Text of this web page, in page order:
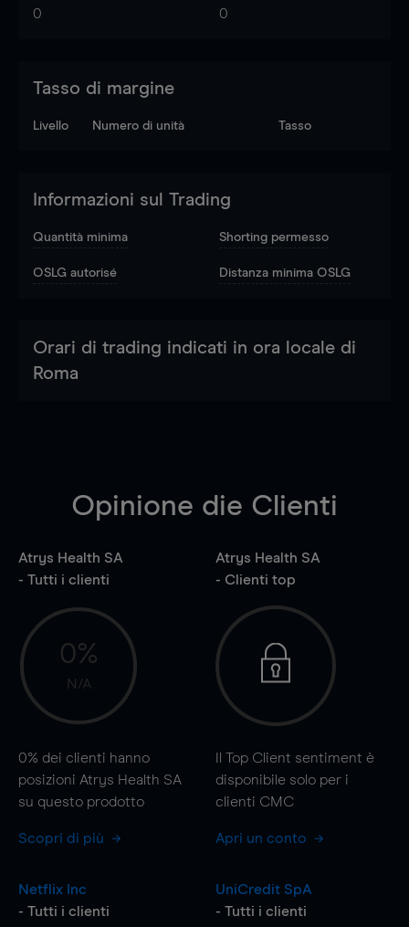
0 0
Tasso di margine
Livello Numero di unità Tasso
Informazioni sul Trading
Quantità minima Shorting permesso
OSLG autorisé Distanza minima OSLG
Orari di trading indicati in ora locale di
Roma
Opinione die Clienti
Atrys Health SA
- Tutti i clienti
0%
N/A
0% dei clienti hanno
posizioni Atrys Health SA
su questo prodotto
Scopri di più
Atrys Health SA
- Clienti top
Il Top Client sentiment è
disponibile solo per i
clienti CMC
Apri un conto
Netflix Inc
- Tutti i clienti
UniCredit SpA
- Tutti i clienti